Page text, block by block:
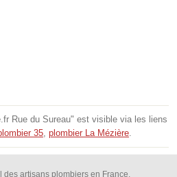
Rue du Sureau" est visible via les liens
35, plombier La Mézière.
des artisans plombiers en France.